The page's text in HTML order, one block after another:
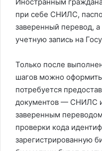
при себе СНИЛС,
заверенный перевод,
учетную запись на
Только после
шагов можно оформить
потребуется
документов — СНИЛС и
заверенным
проверки кода
зарегистрированную